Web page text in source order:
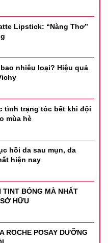
Lipstick: “Nàng Thơ”
nhiêu loại? Hiệu quả
tình trạng tóc bết khi đội
mùa hè
hồi da sau mụn, da
hiện nay
TINT BÓNG MÀ NHẤT
HỮU
ROCHE POSAY DƯỠNG